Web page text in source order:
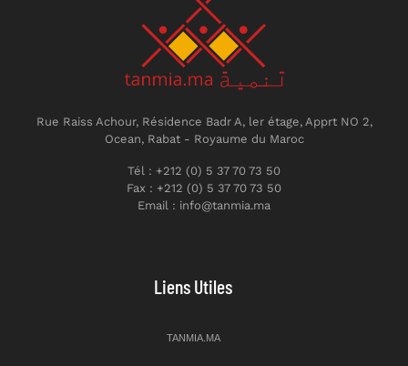
Rue Raiss Achour, Résidence Badr A, ler étage, Apprt NO 2,
Ocean, Rabat - Royaume du Maroc
Tél : +212 (0) 5 37 70 73 50
Fax : +212 (0) 5 37 70 73 50
Email : info@tanmia.ma
Liens Utiles
TANMIA.MA